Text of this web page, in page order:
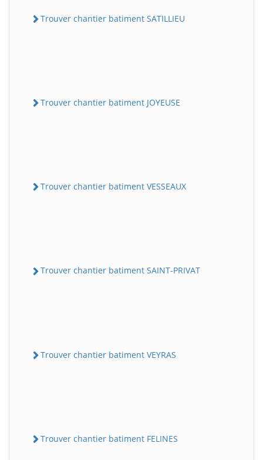
Trouver chantier batiment SATILLIEU
Trouver chantier batiment JOYEUSE
Trouver chantier batiment VESSEAUX
Trouver chantier batiment SAINT-PRIVAT
Trouver chantier batiment VEYRAS
Trouver chantier batiment FELINES